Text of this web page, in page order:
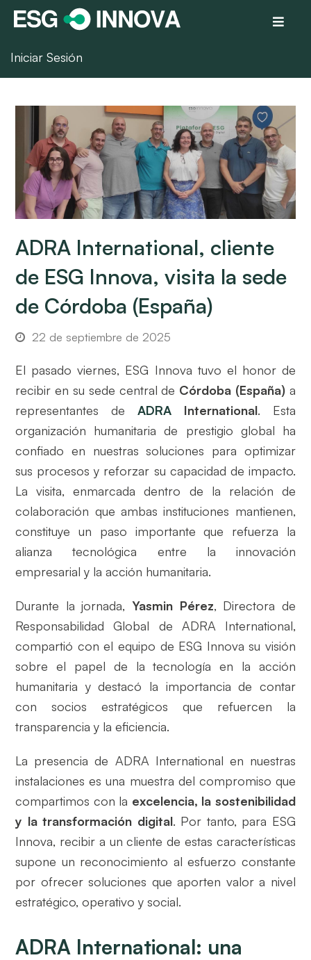
Iniciar Sesión
ADRA International, cliente
de ESG Innova, visita la sede
de Córdoba (España)
22 de septiembre de 2025
El pasado viernes, ESG Innova tuvo el honor de
recibir en su sede central de Córdoba (España)a
representantes de ADRA International. Esta
organización humanitaria de prestigio global ha
confiado en nuestras soluciones para optimizar
sus procesos y reforzar su capacidad de impacto.
La visita, enmarcada dentro de la relación de
colaboración que ambas instituciones mantienen,
constituye un paso importante que refuerza la
alianza tecnológica entre la innovación
empresarial y la acción humanitaria.
Durante la jornada, Yasmin Pérez, Directora de
Responsabilidad Global de ADRA International,
compartió con el equipo de ESG Innova su visión
sobre el papel de la tecnología en la acción
humanitaria y destacó la importancia de contar
con socios estratégicos que refuercen la
transparencia y la eficiencia.
La presencia de ADRA International en nuestras
instalaciones es una muestra del compromiso que
compartimos con la excelencia, la sostenibilidad
y la transformación digital. Por tanto, para ESG
Innova, recibir a un cliente de estas características
supone un reconocimiento al esfuerzo constante
por ofrecer soluciones que aporten valor a nivel
estratégico, operativo y social.
ADRA International: una